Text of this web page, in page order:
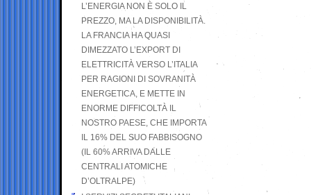
L’ENERGIA NON È SOLO IL
PREZZO, MA LA DISPONIBILITÀ.
LA FRANCIA HA QUASI
DIMEZZATO L’EXPORT DI
ELETTRICITÀ VERSO L’ITALIA
PER RAGIONI DI SOVRANITÀ
ENERGETICA, E METTE IN
ENORME DIFFICOLTÀ IL
NOSTRO PAESE, CHE IMPORTA
IL 16% DEL SUO FABBISOGNO
(IL 60% ARRIVA DALLE
CENTRALI ATOMICHE
D’OLTRALPE)